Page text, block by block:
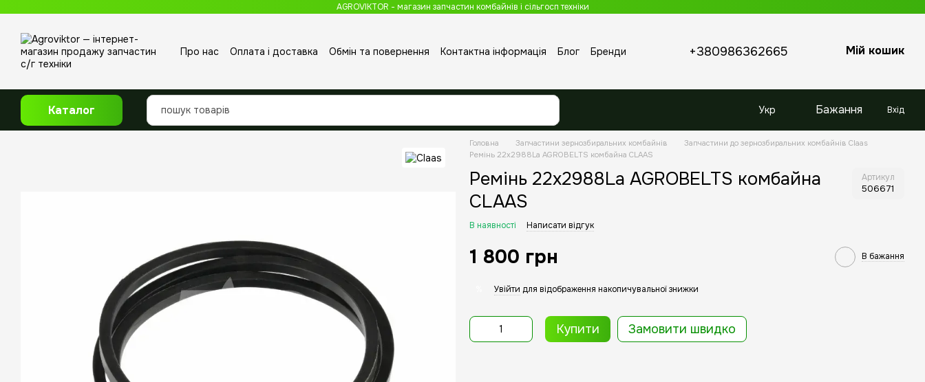
AGROVIKTOR - магазин запчастин комбайнів і сільгосп техніки
Про нас Оплата і доставка Обмін та повернення Контактна інформація Блог
Бренди
+380986362665 Мій кошик
Каталог Укр Бажання Вхід
Головна Запчастини зернозбиральних комбайнів
Запчастини до зернозбиральних комбайнів Claas
Ремінь 22x2988La AGROBELTS комбайна CLAAS
Ремінь 22x2988La AGROBELTS комбайна
CLAAS
Артикул
506671
В наявності Написати відгук
1 800 грн В бажання
Увійти для відображення накопичувальної знижки
Купити Замовити швидко